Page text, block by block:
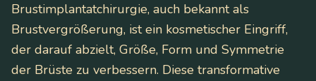
Brustimplantatchirurgie, auch bekannt als
Brustvergrößerung, ist ein kosmetischer Eingriff,
der darauf abzielt, Größe, Form und Symmetrie
der Brüste zu verbessern. Diese transformative